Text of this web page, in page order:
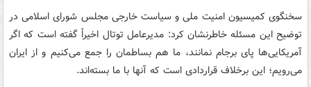
سخنگوی کمیسیون امنیت ملی و سیاست خارجی مجلس شورای اسلامی در
توضیح این مسئله خاطرنشان کرد: مدیرعامل توتال اخیراً گفته است که اگر
آمریکایی‌ها پای برجام نمانند، ما هم بساطمان را جمع می‌کنیم و از ایران
می‌رویم؛ این برخلاف قراردادی است که آنها با ما بسته‌اند.